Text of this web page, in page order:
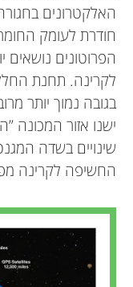
האלקטרונים
חודרת לעומק
הפרוטונים נושאים
לקרינה. תחנת
בגובה נמוך יותר
ישנו אזור המכונה
שינויים בשדה
החשיפה לקרינה